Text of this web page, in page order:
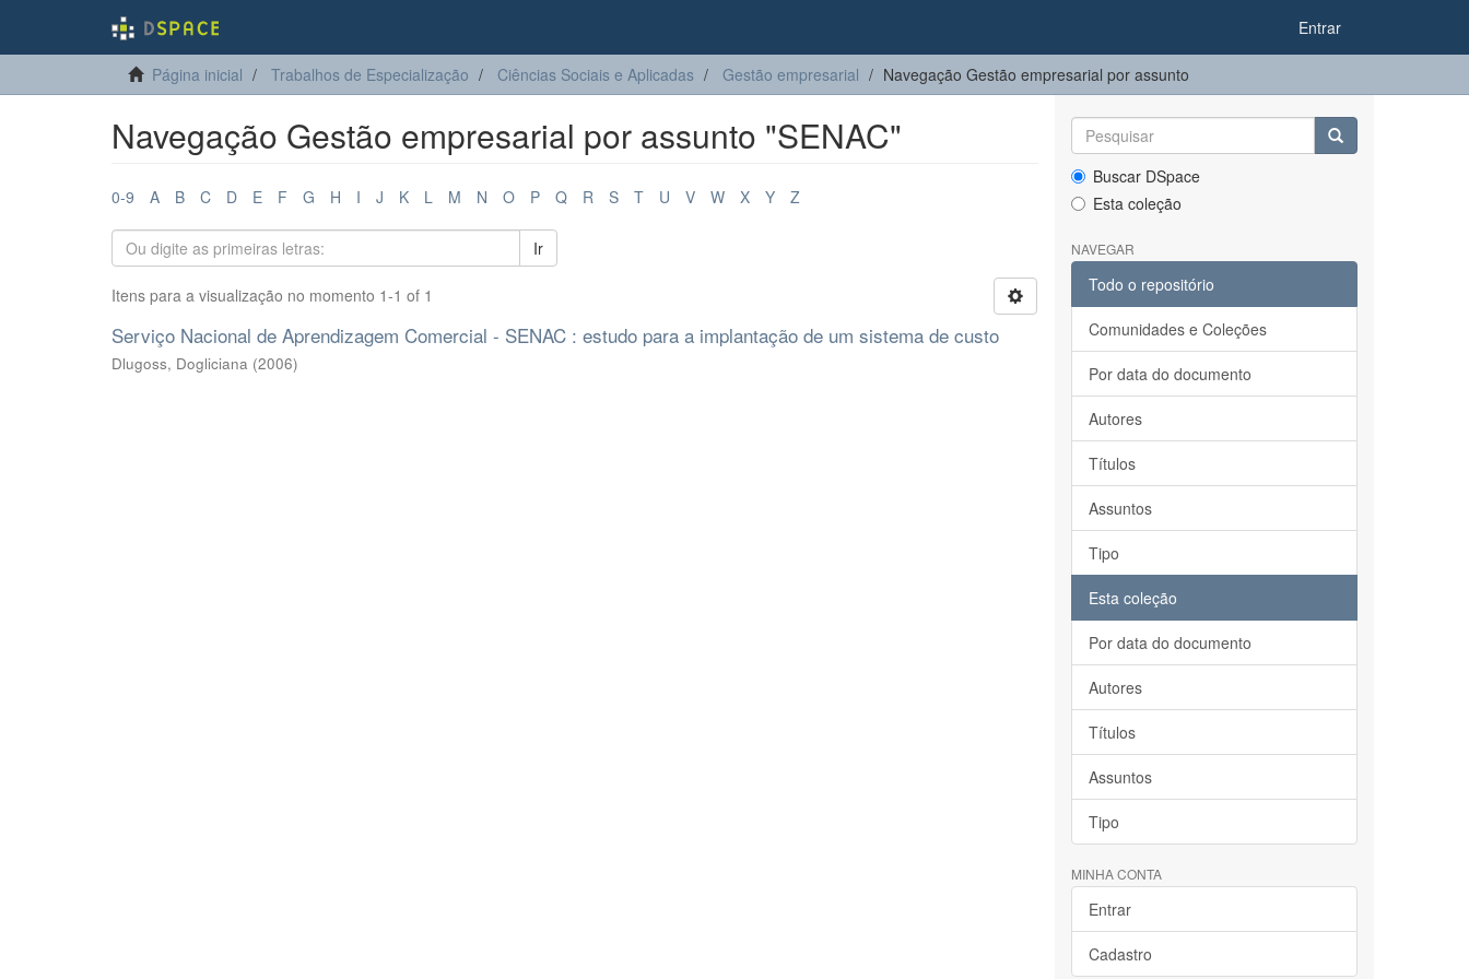
Entrar
Página inicial Trabalhos de Especialização Ciências Sociais e Aplicadas Gestão empresarial Navegação Gestão empresarial por assunto
Navegação Gestão empresarial por assunto "SENAC"
0-9 A B C D E F G H I J K L M N O P Q R S T U V W X Y Z
Ir
Itens para a visualização no momento 1-1 of 1
Serviço Nacional de Aprendizagem Comercial - SENAC : estudo para a implantação de um sistema de custo
Dlugoss, Dogliciana (2006)
Buscar DSpace
Esta coleção
NAVEGAR
Todo o repositório
Comunidades e Coleções
Por data do documento
Autores
Títulos
Assuntos
Tipo
Esta coleção
Por data do documento
Autores
Títulos
Assuntos
Tipo
MINHA CONTA
Entrar
Cadastro